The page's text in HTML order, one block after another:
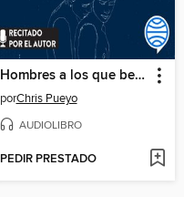
Hombres a los que besé
porChris Pueyo
AUDIOLIBRO
PEDIR PRESTADO